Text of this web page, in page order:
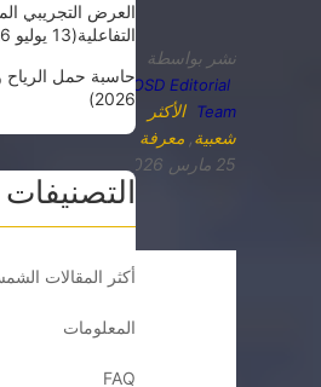
نشر بواسطة
OSD Editorial
Team
الأكثر
شعبية ,معرفة
25 مارس 2026
العرض التجريبي
التفاعلية(13 يوليو 2026)
حاسبة حمل الرياح
2026)
التصنيفات
أكثر المقالات
المعلومات
FAQ